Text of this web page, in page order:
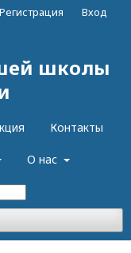
школы
Контакты
О нас
Регистрация Вход